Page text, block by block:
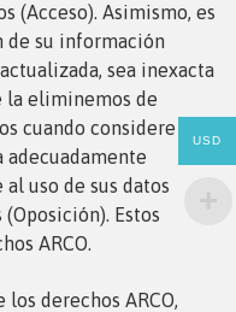
(Acceso). Asimismo, es
de su información
sea inexacta
la eliminemos de
cuando considere que
adecuadamente
uso de sus datos
Estos
ARCO.
derechos ARCO,
USD